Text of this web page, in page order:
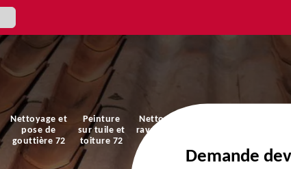
Nettoyage et
pose de
gouttière 72
Peinture
sur tuile et
toiture 72
Nettoyage et
ravalement de
Demande